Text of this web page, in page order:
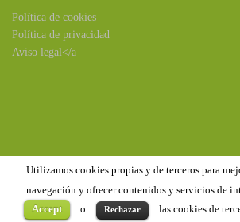
Utilizamos cookies propias y de terceros para
navegación y ofrecer contenidos y servicios de
Accept
o Rechazar las cookies de
Política de cookies
Política de privacidad
Aviso legal</a